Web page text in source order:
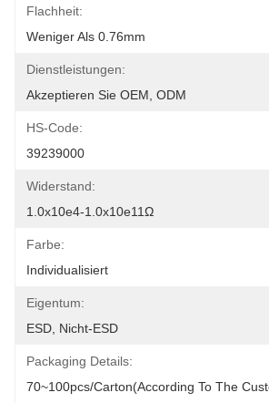
Flachheit:
Weniger Als 0.76mm
Dienstleistungen:
Akzeptieren Sie OEM, ODM
HS-Code:
39239000
Widerstand:
1.0x10e4-1.0x10e11Ω
Farbe:
Individualisiert
Eigentum:
ESD, Nicht-ESD
Packaging Details:
70~100pcs/carton(According To The